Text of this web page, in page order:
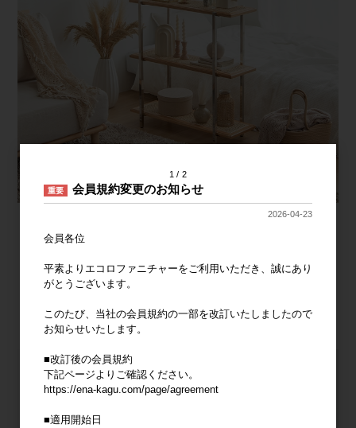
1 2
重要 会員規約変更のお知らせ
2026-04-23
会員各位
平素よりエコロファニチャーをご利用いただき、誠にあり
がとうございます。
このたび、当社の会員規約の一部を改訂いたしましたので
お知らせいたします。
■改訂後の会員規約
下記ページよりご確認ください。
https://ena-kagu.com/page/agreement
■適用開始日